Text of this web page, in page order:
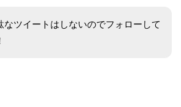
なツイートはしないのでフォローして